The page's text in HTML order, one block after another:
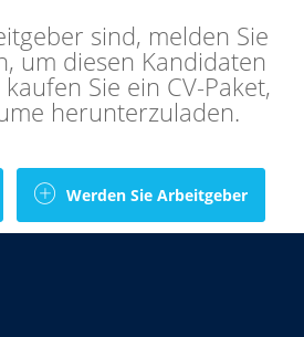
sind, melden Sie
um diesen Kandidaten
Sie ein CV-Paket,
herunterzuladen.
Werden Sie Arbeitgeber